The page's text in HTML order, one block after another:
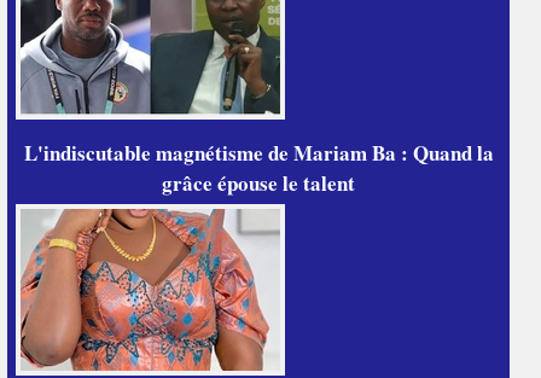
L'indiscutable magnétisme de Mariam Ba : Quand la
grâce épouse le talent